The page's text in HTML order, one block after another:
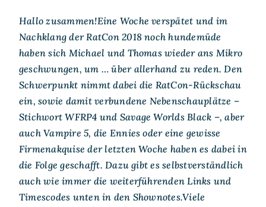
Hallo zusammen!Eine Woche verspätet und im
Nachklang der RatCon 2018 noch hundemüde
haben sich Michael und Thomas wieder ans Mikro
geschwungen, um … über allerhand zu reden. Den
Schwerpunkt nimmt dabei die RatCon-Rückschau
ein, sowie damit verbundene Nebenschauplätze –
Stichwort WFRP4 und Savage Worlds Black –, aber
auch Vampire 5, die Ennies oder eine gewisse
Firmenakquise der letzten Woche haben es dabei in
die Folge geschafft. Dazu gibt es selbstverständlich
auch wie immer die weiterführenden Links und
Timescodes unten in den Shownotes.Viele